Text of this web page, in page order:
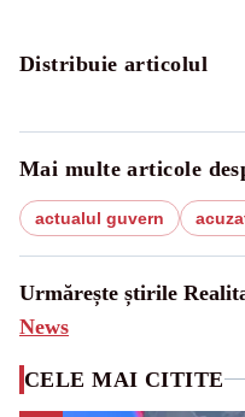
Distribuie articolul
Mai multe articole
actualul guvern
Urmărește știrile
News
CELE MAI CITITE